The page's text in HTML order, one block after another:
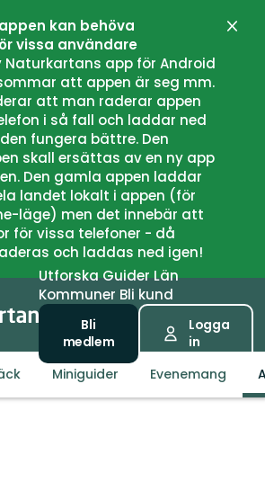
kan behöva
vissa användare
Naturkartans app för Android
att appen är seg mm.
att man raderar appen
i så fall och laddar ned
fungera bättre. Den
skall ersättas av en ny app
Den gamla appen laddar
landet lokalt i appen (för
läge) men det innebär att
för vissa telefoner - då
och laddas ned igen!
UtforskaGuiderLän
Kommuner Bli kund
Bli
medlem
Logga
in
Miniguider Evenemang